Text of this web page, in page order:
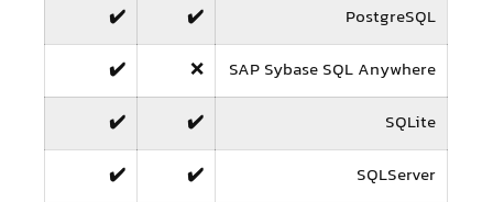
PostgreSQL
✔️
✔️
SAP Sybase SQL Anywhere
❌
✔️
SQLite
✔️
✔️
SQLServer
✔️
✔️